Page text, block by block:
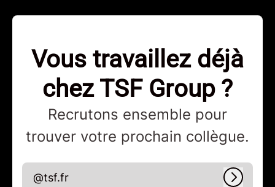
Vous travaillez déjà
chez TSF Group ?
Recrutons ensemble pour
trouver votre prochain collègue.
@tsf.fr